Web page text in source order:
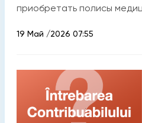
приобретать полисы
19 Май /2026 07:55